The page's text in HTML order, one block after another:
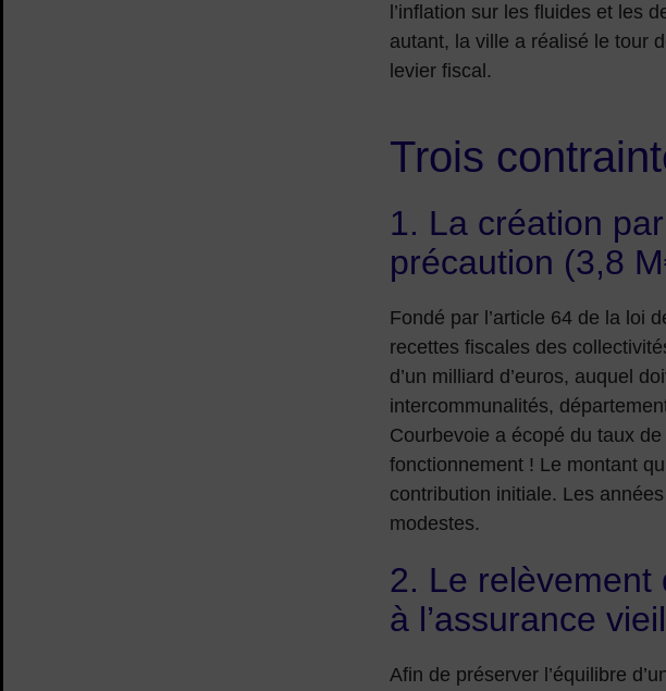
l’inflation sur les fluides et les
autant, la ville a réalisé le tour
levier fiscal.
Trois
1. La création
précaution (3,8
Fondé par l’article 64 de la loi
recettes fiscales des
d’un milliard d’euros, auquel
intercommunalités,
Courbevoie a écopé du taux
fonctionnement ! Le montant
contribution initiale. Les
modestes.
2. Le relèvement
à l’assurance
Afin de préserver l’équilibre